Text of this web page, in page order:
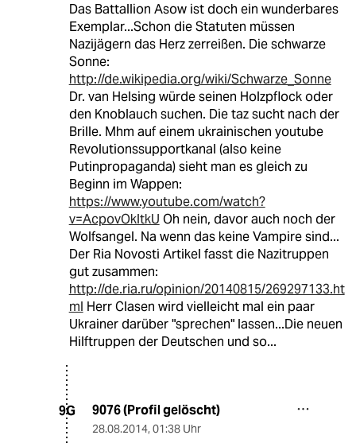
Das Battallion Asow ist doch ein wunderbares
Exemplar...Schon die Statuten müssen
Nazijägern das Herz zerreißen. Die schwarze
Sonne:
http://de.wikipedia.org/wiki/Schwarze_Sonne
Dr. van Helsing würde seinen Holzpflock oder
den Knoblauch suchen. Die taz sucht nach der
Brille. Mhm auf einem ukrainischen youtube
Revolutionssupportkanal (also keine
Putinpropaganda) sieht man es gleich zu
Beginn im Wappen:
https://www.youtube.com/watch?
v=AcpovOkltkU Oh nein, davor auch noch der
Wolfsangel. Na wenn das keine Vampire sind...
Der Ria Novosti Artikel fasst die Nazitruppen
gut zusammen:
http://de.ria.ru/opinion/20140815/269297133.ht
ml Herr Clasen wird vielleicht mal ein paar
Ukrainer darüber "sprechen" lassen...Die neuen
Hilftruppen der Deutschen und so...
9G 9076 (Profil gelöscht)
28.08.2014, 01:38 Uhr